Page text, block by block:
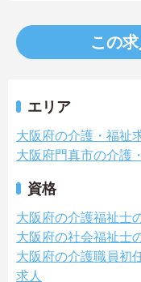
この
エリア
大阪府の介護・福祉
大阪府門真市の介護
資格
大阪府の介護福祉士
大阪府の社会福祉士
大阪府の介護職員初
求人